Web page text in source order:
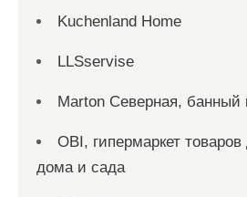
Kuchenland Home
LLSservise
Marton Северная, банный
OBI, гипермаркет
дома и сада